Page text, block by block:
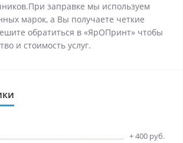
заправке мы используем
марок, а Вы получаете четкие
обратиться в «ЯрОПринт» чтобы
и стоимость услуг.
+ 400 руб.